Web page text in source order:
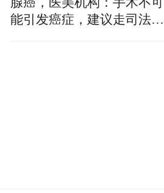
能引发癌症，建议走司法途